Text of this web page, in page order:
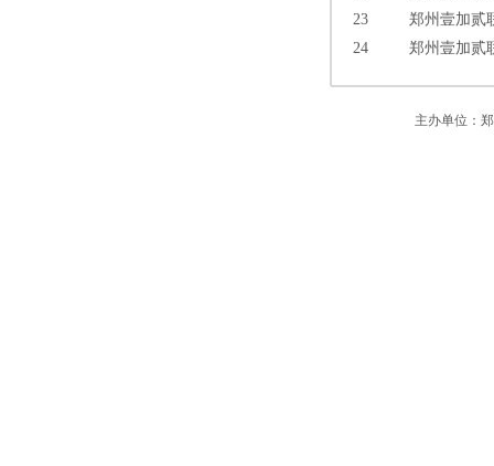
23
郑州壹加贰
24
郑州壹加贰
主办单位：